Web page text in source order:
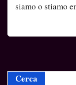
siamo o stiamo
Cerca